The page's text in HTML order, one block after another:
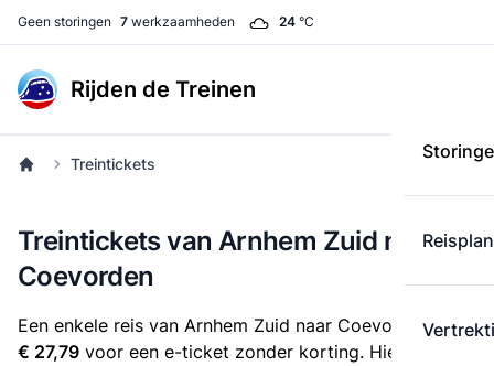
Geen storingen 7 werkzaamheden 24 °C
Rijden de Treinen
Treintickets
Treintickets van Arnhem Zuid naar
Coevorden
Een enkele reis van Arnhem Zuid naar Coevorden kost
€ 27,79 voor een e-ticket zonder korting. Hieronder